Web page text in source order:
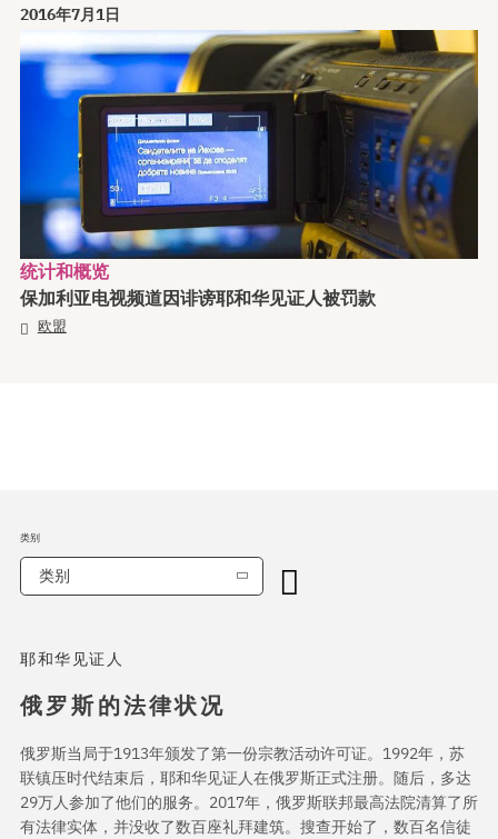
2016年7月1日
统计和概览
保加利亚电视频道因诽谤耶和华见证人被罚款
欧盟
耶和华见证人
俄罗斯的法律状况
俄罗斯当局于1913年颁发了第一份宗教活动许可证。1992年，苏
联镇压时代结束后，耶和华见证人在俄罗斯正式注册。随后，多达
29万人参加了他们的服务。2017年，俄罗斯联邦最高法院清算了所
有法律实体，并没收了数百座礼拜建筑。搜查开始了，数百名信徒
类别
类别